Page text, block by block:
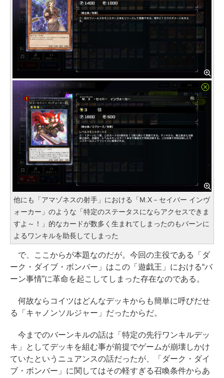
他にも「アマゾネスの射手」における「M.X－セイバー インヴ
ォーカー」のような「特定のステータスにならアクセスできま
すよ～！」的なカードが数多く生まれてしまったのもバーンに
よるワンキルを助長してしまった
で、ここからが本題なのだが。今回の主役である「ダ
ーク・ダイブ・ボンバー」はこの「遊戯王」における“バ
ーン事情”に革命を起こしてしまった存在なのである。
何故ならコイツはどんなデッキからも簡単に呼びだせ
る「キャノンソルジャー」だったからだ。
今までのバーンキルの話は「特定の先行ワンキルデッ
キ」としてデッキを組む事が前提でゲームが崩壊しかけ
ていたというニュアンスの話だったが、「ダーク・ダイ
ブ・ボンバー」に関してはその軽すぎる召喚条件からあ